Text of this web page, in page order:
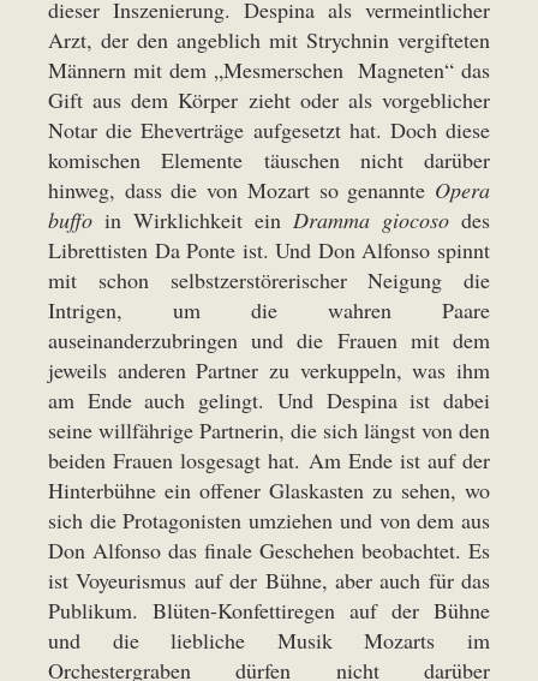
dieser Inszenierung. Despina als vermeintlicher
Arzt, der den angeblich mit Strychnin vergifteten
Männern mit dem „Mesmerschen Magneten“ das
Gift aus dem Körper zieht oder als vorgeblicher
Notar die Eheverträge aufgesetzt hat. Doch diese
komischen Elemente täuschen nicht darüber
hinweg, dass die von Mozart so genannte Opera
buffo in Wirklichkeit ein Dramma giocoso des
Librettisten Da Ponte ist. Und Don Alfonso spinnt
mit schon selbstzerstörerischer Neigung die
Intrigen, um die wahren Paare
auseinanderzubringen und die Frauen mit dem
jeweils anderen Partner zu verkuppeln, was ihm
am Ende auch gelingt. Und Despina ist dabei
seine willfährige Partnerin, die sich längst von den
beiden Frauen losgesagt hat. Am Ende ist auf der
Hinterbühne ein offener Glaskasten zu sehen, wo
sich die Protagonisten umziehen und von dem aus
Don Alfonso das finale Geschehen beobachtet. Es
ist Voyeurismus auf der Bühne, aber auch für das
Publikum. Blüten-Konfettiregen auf der Bühne
und die liebliche Musik Mozarts im
Orchestergraben dürfen nicht darüber